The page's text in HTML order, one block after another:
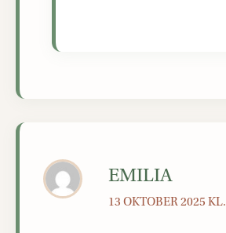
EMILIA
13 OKTOBER 2025 KL.